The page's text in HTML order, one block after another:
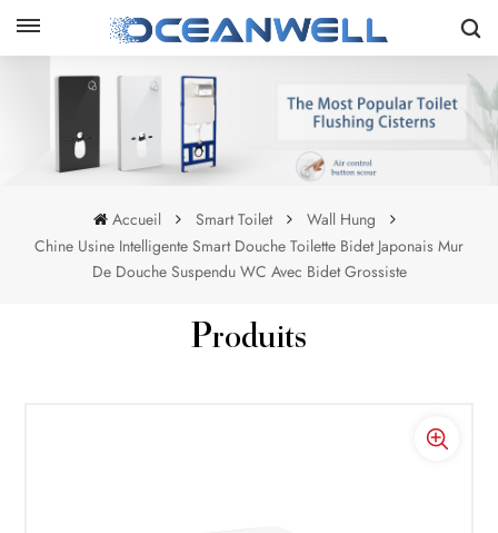
Accueil Smart Toilet
Wall Hung
Chine Usine Intelligente Smart Douche Toilette Bidet Japonais Mur
De Douche Suspendu WC Avec Bidet Grossiste
Produits